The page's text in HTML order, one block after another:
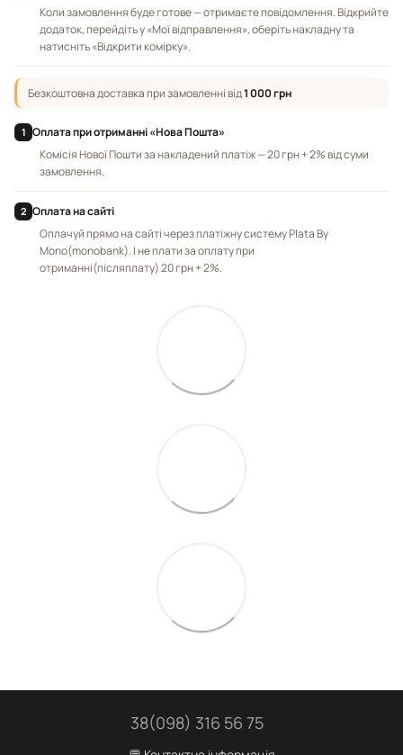
Коли замовлення буде готове — отримаєте повідомлення. Відкрийте
додаток, перейдіть у «Мої відправлення», оберіть накладну та
натисніть «Відкрити комірку».
Безкоштовна доставка при замовленні від1 000 грн
1 Оплата при отриманні «Нова Пошта»
Комісія Нової Пошти за накладений платіж — 20 грн + 2% від суми
замовлення.
2 Оплата на сайті
Оплачуй прямо на сайті через платіжну систему Plata By
Mono(monobank). І не плати за оплату при
отриманні(післяплату) 20 грн + 2%.
38(098) 316 56 75